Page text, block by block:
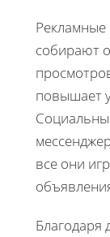
собирают
повышает
все они
Благодаря